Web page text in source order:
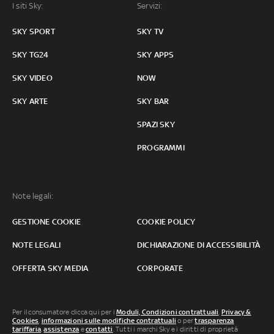
I siti Sky:
SKY SPORT
SKY TG24
SKY VIDEO
SKY ARTE
Servizi:
SKY TV
SKY APPS
NOW
SKY BAR
SPAZI SKY
PROGRAMMI
Note legali:
GESTIONE COOKIE COOKIE POLICY
NOTE LEGALI DICHIARAZIONE DI ACCESSIBILITÀ
OFFERTA SKY MEDIA CORPORATE
Per il consumatore clicca qui per iModuli, Condizioni contrattuali, Privacy &
Cookies, informazioni sulle modifiche contrattuali o pertrasparenza
tariffaria,assistenza econtatti. Tutti i marchi Sky e i diritti di proprietà